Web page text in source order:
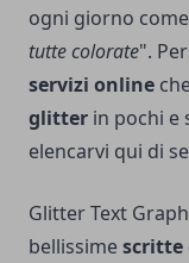
ogni giorno
tutte colorate".
servizi online
glitter in pochi e
elencarvi qui di
Glitter Text
bellissime